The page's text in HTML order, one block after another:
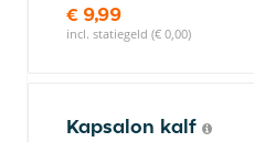
€ 9,99
incl. statiegeld (€ 0,00)
Kapsalon kalf